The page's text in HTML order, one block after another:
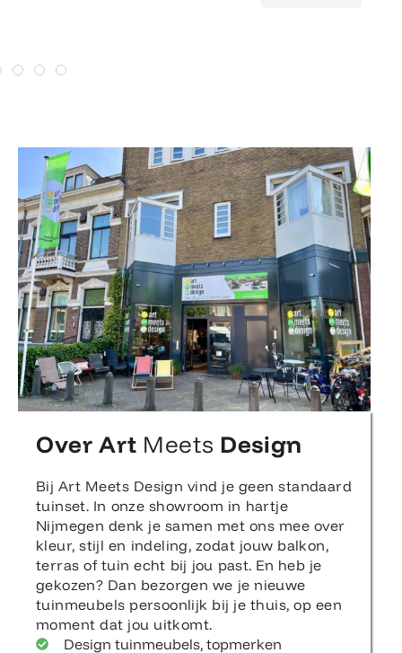
Over Art Meets Design
Bij Art Meets Design vind je geen standaard
tuinset. In onze showroom in hartje
Nijmegen denk je samen met ons mee over
kleur, stijl en indeling, zodat jouw balkon,
terras of tuin echt bij jou past. En heb je
gekozen? Dan bezorgen we je nieuwe
tuinmeubels persoonlijk bij je thuis, op een
moment dat jou uitkomt.
Design tuinmeubels, topmerken